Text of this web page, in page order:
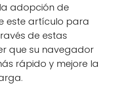
adopción de
este artículo para
de estas
que su navegador
rápido y mejore la